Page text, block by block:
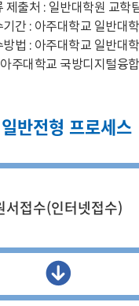
제출처 : 일반대학원 교학
기간 : 아주대학교 일반대
방법 : 아주대학교 일반대
주대학교 국방디지털융
반전형 프로세스
서접수(인터넷접수)